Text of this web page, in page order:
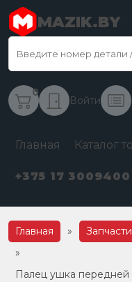
MAZIK.BY
0
Войти
Главная Каталог
+375 17 3009400
Главная »
»
Палец ушка передней